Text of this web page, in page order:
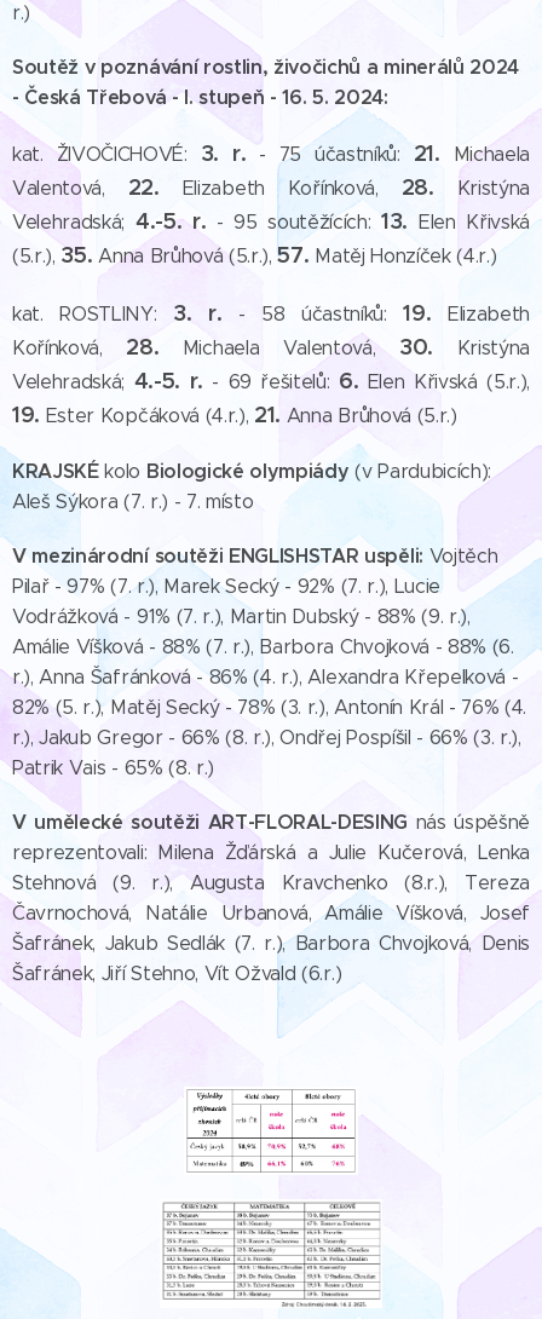
r.)
Soutěž v poznávání rostlin, živočichů a minerálů 2024
- Česká Třebová - I. stupeň - 16. 5. 2024:
kat. ŽIVOČICHOVÉ: 3. r. - 75 účastníků: 21. Michaela
Valentová, 22. Elizabeth Kořínková, 28. Kristýna
Velehradská; 4.-5. r. - 95 soutěžících:13. Elen Křivská
(5.r.), 35.Anna Brůhová (5.r.),57. Matěj Honzíček (4.r.)
kat. ROSTLINY: 3. r. - 58 účastníků: 19.
Elizabeth
Kořínková, 28. Michaela Valentová, 30.
Kristýna
Velehradská; 4.-5. r. - 69 řešitelů: 6. Elen Křivská (5.r.),
19. Ester Kopčáková (4.r.), 21. Anna Brůhová (5.r.)
KRAJSKÉkolo Biologické olympiády (v Pardubicích):
Aleš Sýkora (7. r.) - 7. místo
V mezinárodní soutěži ENGLISHSTAR uspěli: Vojtěch
Pilař - 97% (7. r.), Marek Secký - 92% (7. r.), Lucie
Vodrážková - 91% (7. r.), Martin Dubský - 88% (9. r.),
Amálie Víšková - 88% (7. r.), Barbora Chvojková - 88% (6.
r.), Anna Šafránková - 86% (4. r.), Alexandra Křepelková -
82% (5. r.), Matěj Secký - 78% (3. r.), Antonín Král - 76% (4.
r.), Jakub Gregor - 66% (8. r.), Ondřej Pospíšil - 66% (3. r.),
Patrik Vais - 65% (8. r.)
V umělecké soutěži ART-FLORAL-DESING nás úspěšně
reprezentovali: Milena Žďárská a Julie Kučerová, Lenka
Stehnová (9. r.), Augusta Kravchenko (8.r.), Tereza
Čavrnochová, Natálie Urbanová, Amálie Víšková, Josef
Šafránek, Jakub Sedlák (7. r.), Barbora Chvojková, Denis
Šafránek, Jiří Stehno, Vít Ožvald (6.r.)